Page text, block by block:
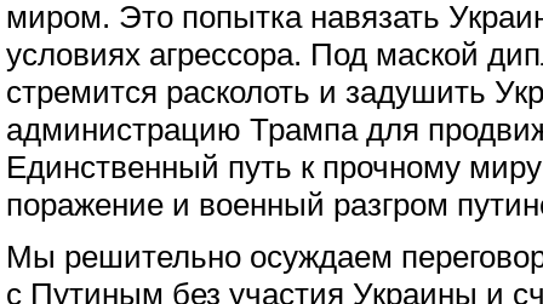
миром. Это попытка навязать
условиях агрессора. Под маской
стремится расколоть и задушить
администрацию Трампа для
Единственный путь к прочному
поражение и военный разгром
Мы решительно осуждаем
с Путиным без участия Украины и